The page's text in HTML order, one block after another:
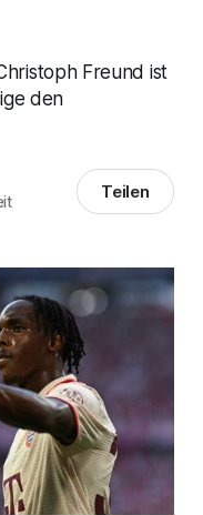
Freund ist
den
Teilen